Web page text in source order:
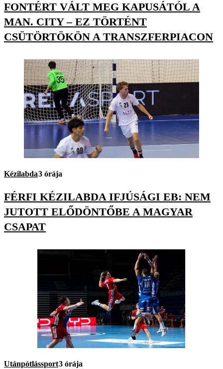
FONTÉRT VÁLT MEG KAPUSÁTÓL A
MAN. CITY – EZ TÖRTÉNT
CSÜTÖRTÖKÖN A TRANSZFERPIACON
Kézilabda3 órája
FÉRFI KÉZILABDA IFJÚSÁGI EB: NEM
JUTOTT ELŐDÖNTŐBE A MAGYAR
CSAPAT
Utánpótlássport3 órája